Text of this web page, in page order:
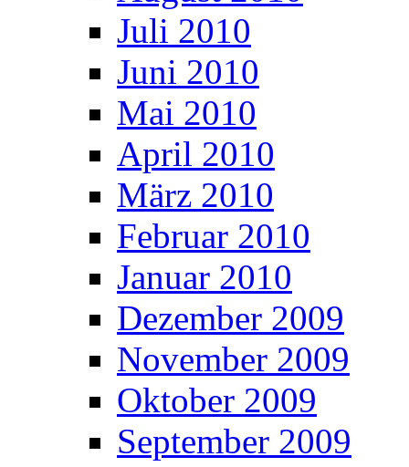
Juli 2010
Juni 2010
Mai 2010
April 2010
März 2010
Februar 2010
Januar 2010
Dezember 2009
November 2009
Oktober 2009
September 2009